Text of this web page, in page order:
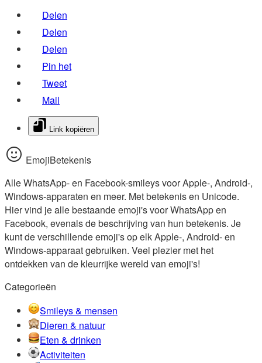
Delen
Delen
Delen
Pin het
Tweet
Mail
Link kopiëren
EmojiBetekenis
Alle WhatsApp- en Facebook-smileys voor Apple-, Android-,
Windows-apparaten en meer. Met betekenis en Unicode.
Hier vind je alle bestaande emoji's voor WhatsApp en
Facebook, evenals de beschrijving van hun betekenis. Je
kunt de verschillende emoji's op elk Apple-, Android- en
Windows-apparaat gebruiken. Veel plezier met het
ontdekken van de kleurrijke wereld van emoji's!
Categorieën
Smileys & mensen
Dieren & natuur
Eten & drinken
Activiteiten